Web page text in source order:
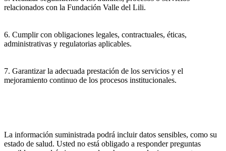
relacionados con la Fundación Valle del Lili.
6. Cumplir con obligaciones legales, contractuales, éticas,
administrativas y regulatorias aplicables.
7. Garantizar la adecuada prestación de los servicios y el
mejoramiento continuo de los procesos institucionales.
La información suministrada podrá incluir datos sensibles, como su
estado de salud. Usted no está obligado a responder preguntas